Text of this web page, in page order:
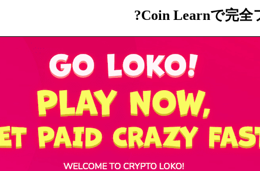
Coin Learnで完全